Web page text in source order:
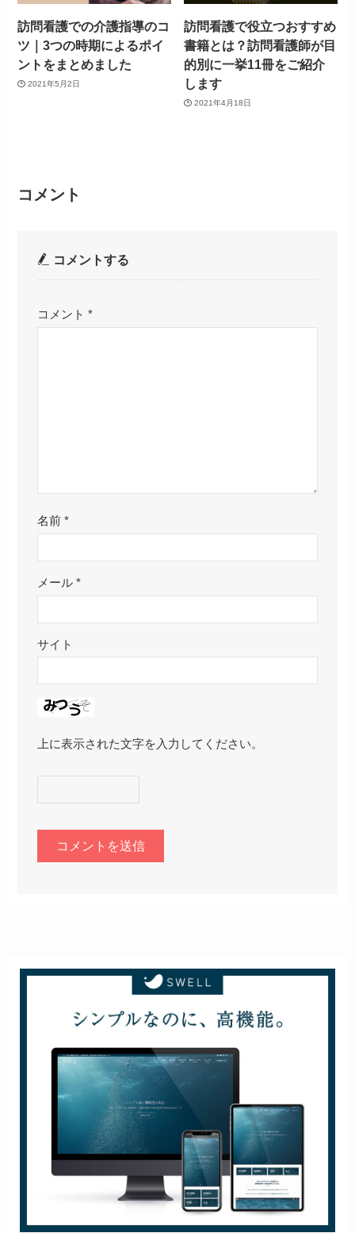
訪問看護での介護指導のコ
ツ｜3つの時期によるポイ
ントをまとめました
2021年5月2日
訪問看護で役立つおすすめ
書籍とは？訪問看護師が目
的別に一挙11冊をご紹介
します
2021年4月18日
コメント
コメントする
コメント *
名前 *
メール *
サイト
上に表示された文字を入力してください。